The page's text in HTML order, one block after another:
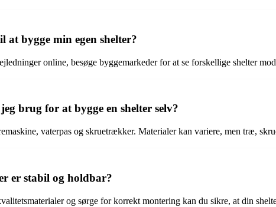
bygge min egen shelter?
online, besøge byggemarkeder for at se forskellige shelter
brug for at bygge en shelter selv?
vaterpas og skruetrækker. Materialer kan variere, men træ,
er stabil og holdbar?
og sørge for korrekt montering kan du sikre, at din